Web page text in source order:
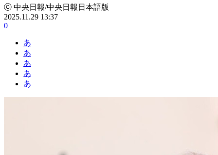
ⓒ 中央日報/中央日報日本語版
2025.11.29 13:37
0
あ
あ
あ
あ
あ